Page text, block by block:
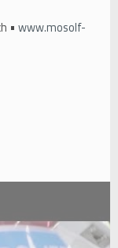
• www.mosolf-